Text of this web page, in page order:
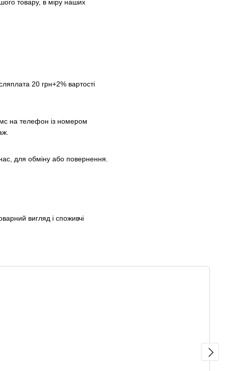
товару, в міру наших
20 грн+2% вартості
на телефон із номером
для обміну або повернення.
вигляд і споживчі